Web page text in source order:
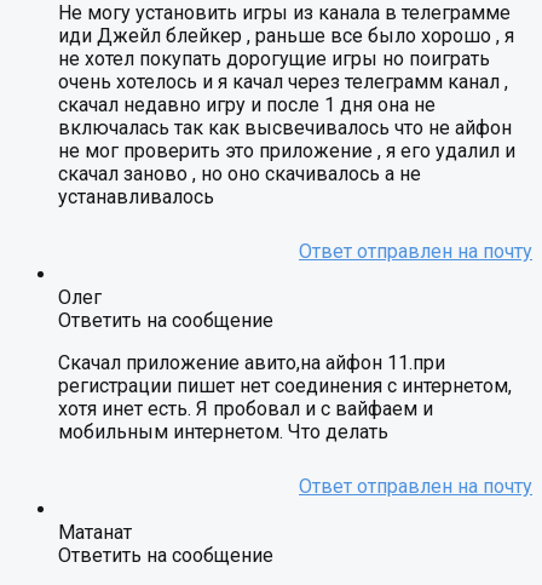
Не могу установить игры из канала в телеграмме
иди Джейл блейкер , раньше все было хорошо , я
не хотел покупать дорогущие игры но поиграть
очень хотелось и я качал через телеграмм канал ,
скачал недавно игру и после 1 дня она не
включалась так как высвечивалось что не айфон
не мог проверить это приложение , я его удалил и
скачал заново , но оно скачивалось а не
устанавливалось
Олег
Ответить на сообщение
Скачал приложение авито,на айфон 11.при
регистрации пишет нет соединения с интернетом,
хотя инет есть. Я пробовал и с вайфаем и
мобильным интернетом. Что делать
Матанат
Ответить на сообщение